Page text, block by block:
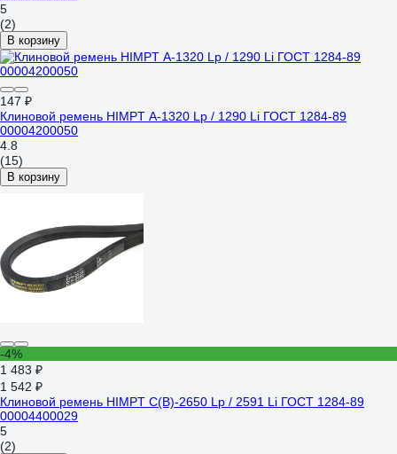
5
(2)
В корзину
147 ₽
Клиновой ремень HIMPT А-1320 Lp / 1290 Li ГОСТ 1284-89
00004200050
4.8
(15)
В корзину
-4%
1 483 ₽
1 542 ₽
Клиновой ремень HIMPT С(В)-2650 Lp / 2591 Li ГОСТ 1284-89
00004400029
5
(2)